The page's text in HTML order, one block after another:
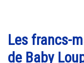
Les francs-
de Baby